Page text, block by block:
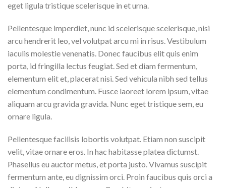
eget ligula tristique scelerisque in et urna.
Pellentesque imperdiet, nunc id scelerisque scelerisque, nisi
arcu hendrerit leo, vel volutpat arcu mi in risus. Vestibulum
iaculis molestie venenatis. Donec faucibus elit quis enim
porta, id fringilla lectus feugiat. Sed et diam fermentum,
elementum elit et, placerat nisi. Sed vehicula nibh sed tellus
elementum condimentum. Fusce laoreet lorem ipsum, vitae
aliquam arcu gravida gravida. Nunc eget tristique sem, eu
ornare ligula.
Pellentesque facilisis lobortis volutpat. Etiam non suscipit
velit, vitae ornare eros. In hac habitasse platea dictumst.
Phasellus eu auctor metus, et porta justo. Vivamus suscipit
fermentum ante, eu dignissim orci. Proin faucibus quis orci a